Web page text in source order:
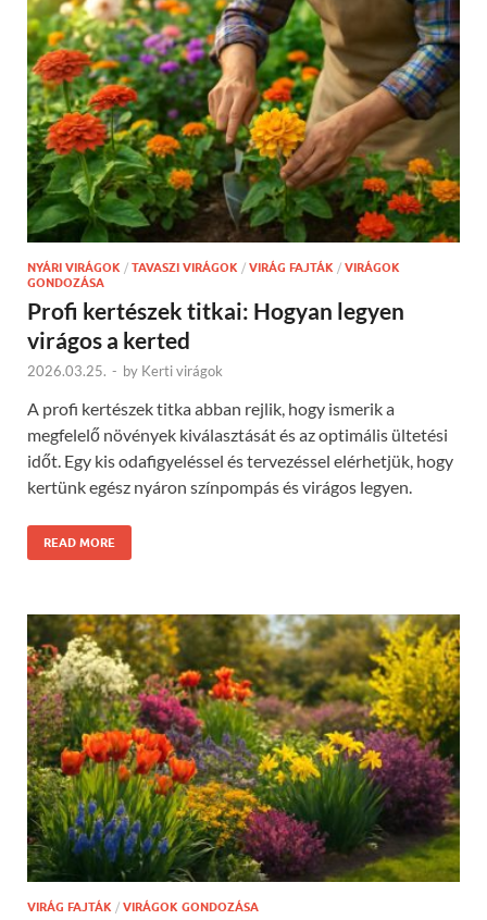
NYÁRI VIRÁGOK / TAVASZI VIRÁGOK / VIRÁG FAJTÁK / VIRÁGOK
GONDOZÁSA
Profi kertészek titkai: Hogyan legyen
virágos a kerted
2026.03.25. - by Kerti virágok
A profi kertészek titka abban rejlik, hogy ismerik a
megfelelő növények kiválasztását és az optimális ültetési
időt. Egy kis odafigyeléssel és tervezéssel elérhetjük, hogy
kertünk egész nyáron színpompás és virágos legyen.
READ MORE
VIRÁG FAJTÁK / VIRÁGOK GONDOZÁSA